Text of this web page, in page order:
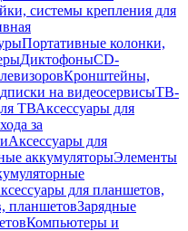
системы крепления для
Портативные колонки,
ДиктофоныCD-
Кронштейны,
на видеосервисыТВ-
ТВАксессуары для
за
Аксессуары для
аккумуляторыЭлементы
для планшетов,
планшетовЗарядные
Компьютеры и